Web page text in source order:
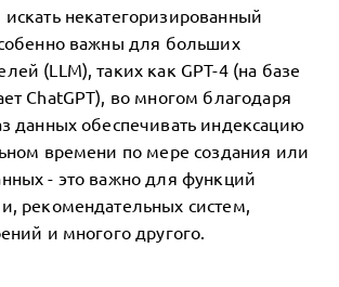
некатегоризированный
важны для больших
(LLM), таких как GPT-4 (на базе
ChatGPT), во многом благодаря
данных обеспечивать индексацию
времени по мере создания или
- это важно для функций
рекомендательных систем,
и многого другого.